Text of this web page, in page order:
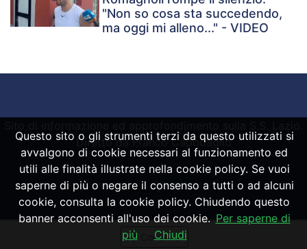
"Non so cosa sta succedendo,
ma oggi mi alleno..." - VIDEO
Diretto da Franco Capodaglio
Powered bySpheraHouse
Condividi
Questo sito o gli strumenti terzi da questo utilizzati si
avvalgono di cookie necessari al funzionamento ed
utili alle finalità illustrate nella cookie policy. Se vuoi
saperne di più o negare il consenso a tutti o ad alcuni
cookie, consulta la cookie policy. Chiudendo questo
banner acconsenti all'uso dei cookie. Per saperne di
più
Chiudi